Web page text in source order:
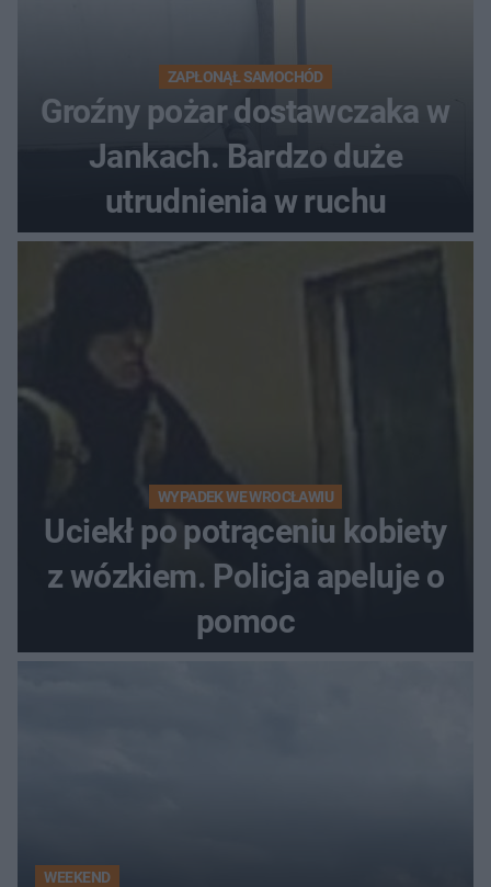
ZAPŁONĄŁ SAMOCHÓD
Groźny pożar dostawczaka w
Jankach. Bardzo duże
utrudnienia w ruchu
WYPADEK WE WROCŁAWIU
Uciekł po potrąceniu kobiety
z wózkiem. Policja apeluje o
pomoc
WEEKEND